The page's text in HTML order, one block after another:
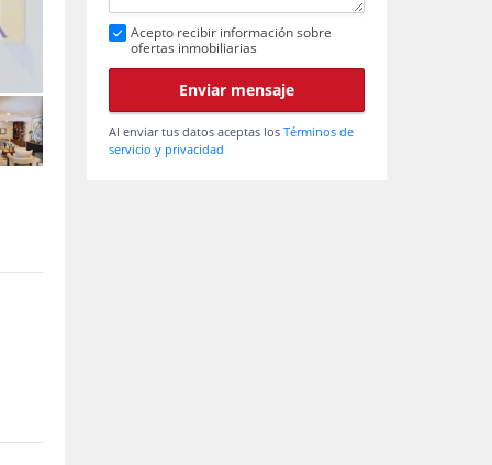
Acepto recibir información sobre
ofertas inmobiliarias
Enviar mensaje
Al enviar tus datos aceptas los Términos de
servicio y privacidad